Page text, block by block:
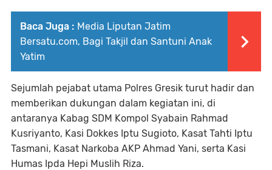
Baca Juga : Media Liputan Jatim
Bersatu.com, Bagi Takjil dan Santuni Anak
Yatim
Sejumlah pejabat utama Polres Gresik turut hadir dan
memberikan dukungan dalam kegiatan ini, di
antaranya Kabag SDM Kompol Syabain Rahmad
Kusriyanto, Kasi Dokkes Iptu Sugioto, Kasat Tahti Iptu
Tasmani, Kasat Narkoba AKP Ahmad Yani, serta Kasi
Humas Ipda Hepi Muslih Riza.